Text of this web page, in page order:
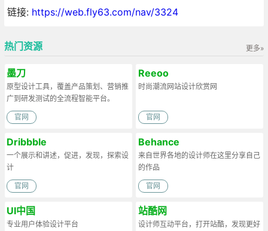
链接: https://web.fly63.com/nav/3324
更多»
热门资源
墨刀
原型设计工具，覆盖产品策划、营销推
广到研发测试的全流程智能平台。
官网
Reeoo
时尚潮流网站设计欣赏网
官网
Dribbble
一个展示和讲述，促进，发现，探索设
计
官网
Behance
来自世界各地的设计师在这里分享自己
的作品
官网
UI中国
专业用户体验设计平台
站酷网
设计师互动平台，打开站酷，发现更好